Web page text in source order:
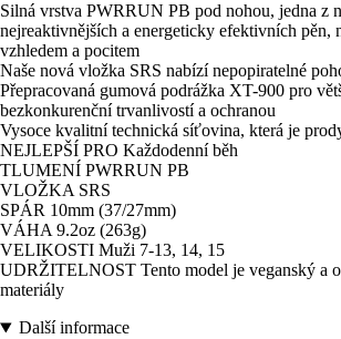
Silná vrstva PWRRUN PB pod nohou, jedna z
nejreaktivnějších a energeticky efektivních pěn,
vzhledem a pocitem
Naše nová vložka SRS nabízí nepopiratelné
Přepracovaná gumová podrážka XT-900 pro
bezkonkurenční trvanlivostí a ochranou
Vysoce kvalitní technická síťovina, která je
NEJLEPŠÍ PRO Každodenní běh
TLUMENÍ PWRRUN PB
VLOŽKA SRS
SPÁR 10mm (37/27mm)
VÁHA 9.2oz (263g)
VELIKOSTI Muži 7-13, 14, 15
UDRŽITELNOST Tento model je veganský a
materiály
Další informace